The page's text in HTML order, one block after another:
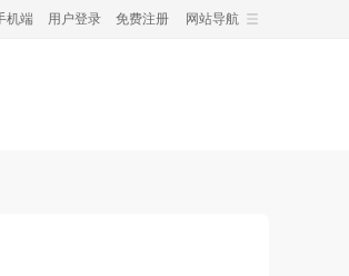
网站导航
机端 用户登录 免费注册